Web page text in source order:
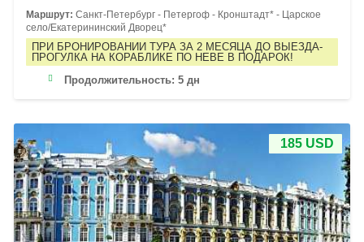
Маршрут: Санкт-Петербург - Петергоф - Кронштадт* - Царское
село/Екатерининский Дворец*
ПРИ БРОНИРОВАНИИ ТУРА ЗА 2 МЕСЯЦА ДО ВЫЕЗДА-
ПРОГУЛКА НА КОРАБЛИКЕ ПО НЕВЕ В ПОДАРОК!
Продолжительность: 5 дн
185 USD